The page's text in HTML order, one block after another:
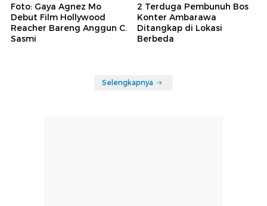
Foto: Gaya Agnez Mo
Debut Film Hollywood
Reacher Bareng Anggun C.
Sasmi
2 Terduga Pembunuh Bos
Konter Ambarawa
Ditangkap di Lokasi
Berbeda
Selengkapnya